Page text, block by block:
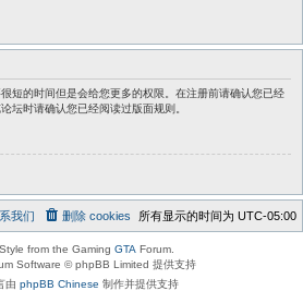
短的时间但是会给您更多的权限。在注册前请确认您已经
坛时请确认您已经阅读过版面规则。
所有显示的时间为 UTC-05:00
删除 cookies
我们
from the Gaming GTA Forum.
Software © phpBB Limited 提供支持
由 phpBB Chinese 制作并提供支持